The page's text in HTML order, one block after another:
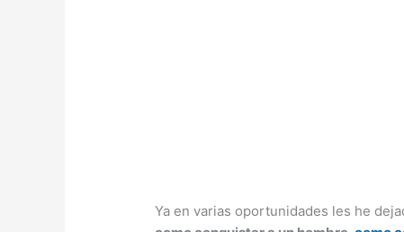
Ya en varias oportunidades les he